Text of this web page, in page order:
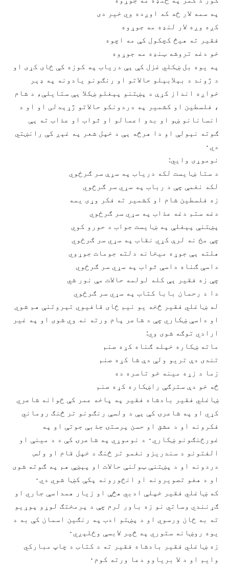
په سمه لار ځه که اوږده وي خير دی
کږه وږه لار لنډه مه جوړوه
فقير ته هيڅ کچکول کې مه اچوه
خو دغه تروشه ټنډه مه جوړوه
په يوه بل ښکلي غزل کې ېې درياب په کوزه کې ځای کړی او
د ژوند د بېلابېلو حالاتو او رنګونو يادونه په ډېر
خواږه انداز کړې د پښتنو پېغلو ښکلا ېې ستايلې، د شام
، فلسطين او کشمير په دردونکو حالاتو ژړېدلی او او د
انسانانو ښو او بدو اعمالو او ثواب او عذاب ته ېې
ګوته نېولې او دا هرڅه ېې د خپل شعر په غېږ کې رانښتي
دي۰
نوموړی وايي:
د ستا ښايست لکه درياب په سړې سر ګرځوي
لکه نغمې چې د رباب په سړي سر ګرځوي
زه فلسطين شام او کشمير ته فکر وړی يمه
دغه ستم دغه عذاب په سړي سر ګرځوي
پښتنې پېغلې په ښايست جواب د حورو کوي
چې مخ نه لرې کړي نقاب په سړي سر ګرځوي
هلته ېې جوړه ميخانه دلته جومات جوړوي
داسې ګناه داسې ثواب په سړي سر ګرځوي
چې زه فقير ېې کله لولمه حالات مې نور شي
دا د رحمان بابا کتاب په سړي سر ګرځوي
له ښاغلي فقير څخه يو نيم ځای قافيوي تېروتنې هم شوي
او داسې ښکاري چې د شاعر پام ورته نه وي شوی او په غير
ارادي توګه شوی وي:
ماته ښکاره خپله ګناه کړه صنم
تندی دې تريو ولې دې شا کړه صنم
زما د زړه مينه خو تاسره ده
څه خو دې سترګې راښکاره کړه صنم
ښاغلي فقير بادشاه فقير په پاخه عمر کې ځوانه شاعري
کړي او په شاعرۍ کې ېې د ولسې رنګونو تر څنګ روماني
فکرونه او د عشق او حسن پرستۍ جذبې جوتې او په
غورځنګونو ښکاري۰ د نوموړي په شاعرۍ کې د د مينې او
الفتونو د سندريزو نغمو تر څنګ د خپل قام او ولس
دردونه او د پښتنې ټولنې حالات او پېښې هم په ګوته شوی
او د هغو تصويرونه او انځورونه پکې کښا شوي دي۰
که ښاغلي فقير خپلې ادبي هڅې او زيار همداسې جاري او
ګړنندي وساتي نو زه باور لرم چې د پرمختګ لوړو پوړيو
ته به ځان ورسوي او د پښتو ادب په رنګين اسمان کې به د
يوه روښانه ستوري په څير لابسې وځلېږي۰
زه ښاغلي فقير بادشاه فقير ته د کتاب د چاپ مبارکي
وايم او د لا برياوو دعا ورته کوم۰